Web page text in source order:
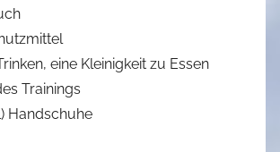
eine Kleinigkeit zu Essen
Trainings
Handschuhe